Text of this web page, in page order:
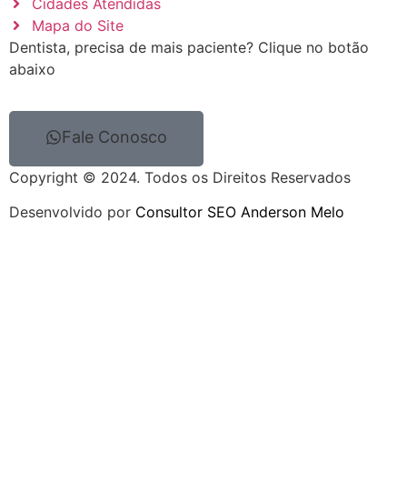
Mapa do Site
Dentista, precisa de mais paciente? Clique no botão
abaixo
Fale Conosco
Desenvolvido por Consultor SEO Anderson Melo
Copyright © 2024. Todos os Direitos Reservados